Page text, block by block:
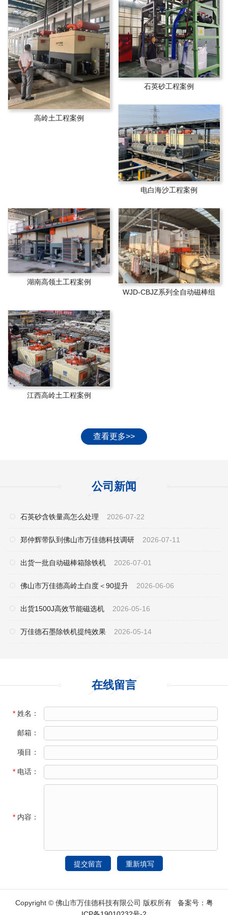
高岭土工程案例
石英砂工程案例
电白海沙工程案例
湖南高领土工程案例
WJD-CBJZ系列全自动磁棒组
江西高岭土工程案例
查看更多>>
公司新闻
石英砂含铁量高怎么处理 2026-07-22
郑仲辉带队到佛山市万佳德科技调研 2026-07-11
出货一批自动磁棒箱除铁机 2026-07-01
佛山市万佳德高岭土白度＜90提升 2026-06-06
出货1500J高效节能磁选机 2026-05-16
万佳德石墨除铁机提纯效果 2026-05-14
在线留言
* 姓名：
邮箱：
项目：
* 电话：
* 内容：
Copyright © 佛山市万佳德科技有限公司 版权所有 备案号： 粤